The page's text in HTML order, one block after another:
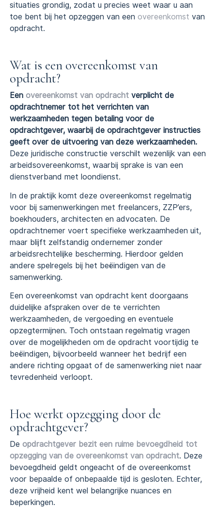
situaties grondig, zodat u precies weet waar u aan
toe bent bij het opzeggen van een overeenkomst van
opdracht.
Wat is een overeenkomst van
opdracht?
Een overeenkomst van opdracht verplicht de
opdrachtnemer tot het verrichten van
werkzaamheden tegen betaling voor de
opdrachtgever, waarbij de opdrachtgever instructies
geeft over de uitvoering van deze werkzaamheden.
Deze juridische constructie verschilt wezenlijk van een
arbeidsovereenkomst, waarbij sprake is van een
dienstverband met loondienst.
In de praktijk komt deze overeenkomst regelmatig
voor bij samenwerkingen met freelancers, ZZP’ers,
boekhouders, architecten en advocaten. De
opdrachtnemer voert specifieke werkzaamheden uit,
maar blijft zelfstandig ondernemer zonder
arbeidsrechtelijke bescherming. Hierdoor gelden
andere spelregels bij het beëindigen van de
samenwerking.
Een overeenkomst van opdracht kent doorgaans
duidelijke afspraken over de te verrichten
werkzaamheden, de vergoeding en eventuele
opzegtermijnen. Toch ontstaan regelmatig vragen
over de mogelijkheden om de opdracht voortijdig te
beëindigen, bijvoorbeeld wanneer het bedrijf een
andere richting opgaat of de samenwerking niet naar
tevredenheid verloopt.
Hoe werkt opzegging door de
opdrachtgever?
De opdrachtgever bezit een ruime bevoegdheid tot
opzegging van de overeenkomst van opdracht. Deze
bevoegdheid geldt ongeacht of de overeenkomst
voor bepaalde of onbepaalde tijd is gesloten. Echter,
deze vrijheid kent wel belangrijke nuances en
beperkingen.